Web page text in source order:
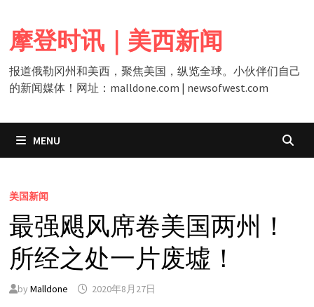
content
摩登时讯｜美西新闻
报道俄勒冈州和美西，聚焦美国，纵览全球。小伙伴们自己
的新闻媒体！网址：malldone.com | newsofwest.com
MENU
美国新闻
最强飓风席卷美国两州！
所经之处一片废墟！
by Malldone 2020年8月27日